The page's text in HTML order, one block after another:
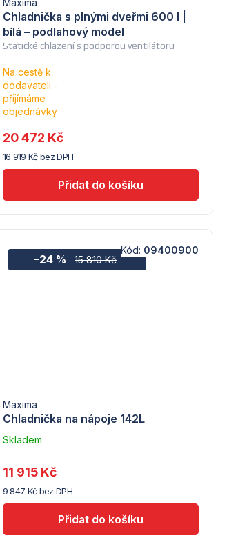
Statické chlazení s podporou ventilátoru
Chladnička s plnými dveřmi 600 l |
bílá – podlahový model
Maxima
5
hvězdiček.
Na cestě k
dodavateli -
přijímáme
objednávky
16 919 Kč bez DPH
20 472 Kč
15 810 Kč
–24 %
Chladnička na nápoje 142L
Maxima
Skladem
dodavatele
(10)
9 847 Kč bez DPH
11 915 Kč
Kód: 09400900